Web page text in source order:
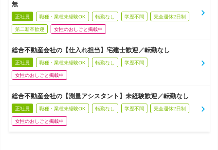
無
正社員 職種・業種未経験OK 転勤なし 学歴不問 完全週休2日制
第二新卒歓迎 女性のおしごと掲載中
総合不動産会社の【仕入れ担当】宅建士歓迎／転勤なし
正社員 職種・業種未経験OK 転勤なし 学歴不問
女性のおしごと掲載中
総合不動産会社の【測量アシスタント】未経験歓迎／転勤なし
正社員 職種・業種未経験OK 転勤なし 学歴不問 完全週休2日制
女性のおしごと掲載中